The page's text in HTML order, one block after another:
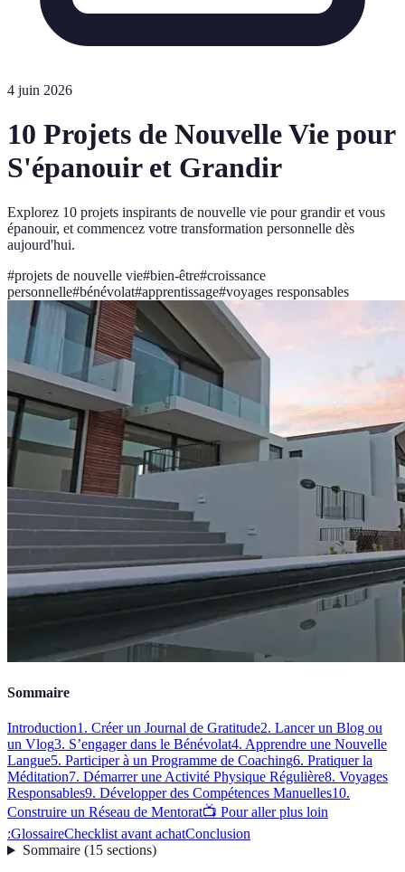
4 juin 2026
10 Projets de Nouvelle Vie pour
S'épanouir et Grandir
Explorez 10 projets inspirants de nouvelle vie pour grandir et vous
épanouir, et commencez votre transformation personnelle dès
aujourd'hui.
#projets de nouvelle vie#bien-être#croissance
personnelle#bénévolat#apprentissage#voyages responsables
Sommaire
Introduction1. Créer un Journal de Gratitude2. Lancer un Blog ou
un Vlog3. S’engager dans le Bénévolat4. Apprendre une Nouvelle
Langue5. Participer à un Programme de Coaching6. Pratiquer la
Méditation7. Démarrer une Activité Physique Régulière8. Voyages
Responsables9. Développer des Compétences Manuelles10.
Construire un Réseau de Mentorat📺 Pour aller plus loin
:GlossaireChecklist avant achatConclusion
Sommaire(15 sections)